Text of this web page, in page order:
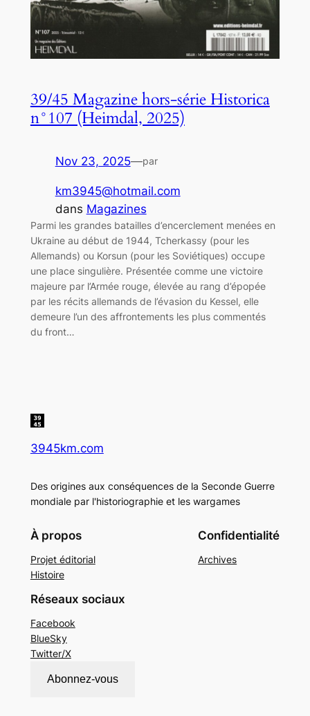
39/45 Magazine hors-série Historica
n°107 (Heimdal, 2025)
Nov 23, 2025—par
km3945@hotmail.com
dans Magazines
Parmi les grandes batailles d’encerclement menées en
Ukraine au début de 1944, Tcherkassy (pour les
Allemands) ou Korsun (pour les Soviétiques) occupe
une place singulière. Présentée comme une victoire
majeure par l’Armée rouge, élevée au rang d’épopée
par les récits allemands de l’évasion du Kessel, elle
demeure l’un des affrontements les plus commentés
du front…
3945km.com
Des origines aux conséquences de la Seconde Guerre
mondiale par l'historiographie et les wargames
À propos
Projet éditorial
Histoire
Confidentialité
Archives
Réseaux sociaux
Facebook
BlueSky
Twitter/X
Abonnez-vous